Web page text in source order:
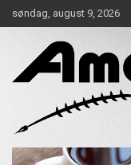
to
søndag, august 9, 2026